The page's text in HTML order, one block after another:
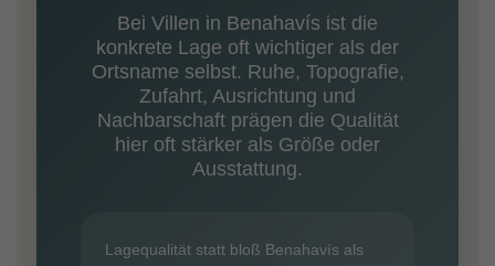
Bei Villen in Benahavís ist die
konkrete Lage oft wichtiger als der
Ortsname selbst. Ruhe, Topografie,
Zufahrt, Ausrichtung und
Nachbarschaft prägen die Qualität
hier oft stärker als Größe oder
Ausstattung.
Lagequalität statt bloß Benahavís als